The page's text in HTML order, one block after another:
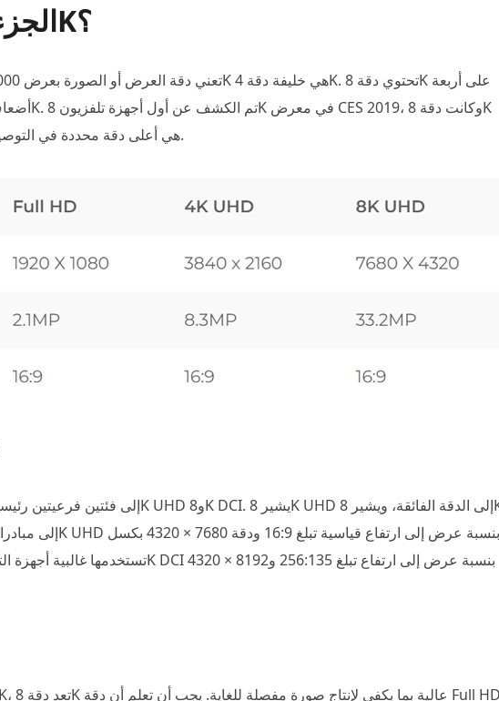
الجزء 1. ما هي دقة 8K؟
UHD (7680 × 4320) هي أعلى دقة محددة في التوصية. معيار 2020.